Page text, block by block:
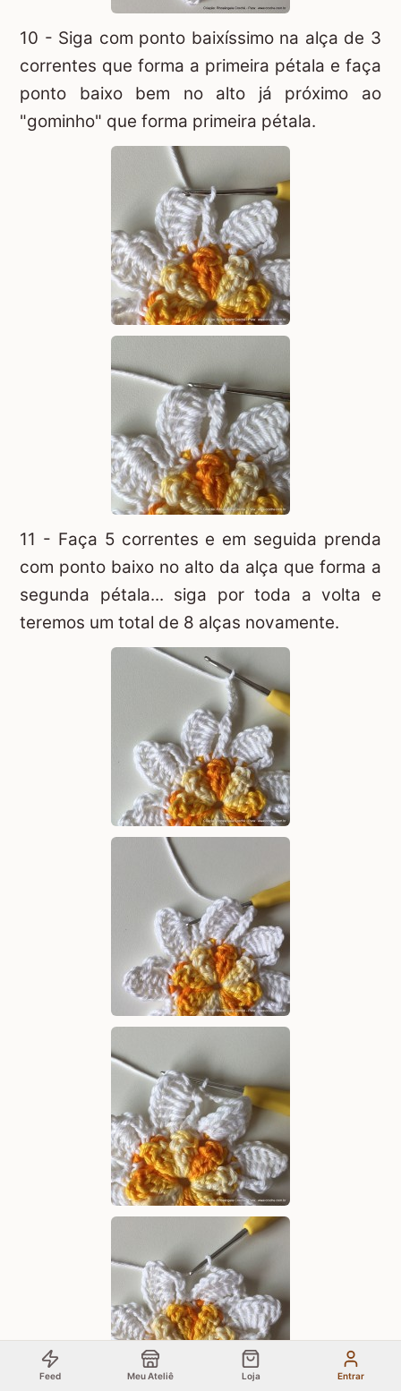
10 - Siga com ponto baixíssimo na alça de 3
correntes que forma a primeira pétala e faça
ponto baixo bem no alto já próximo ao
"gominho" que forma primeira pétala.
11 - Faça 5 correntes e em seguida prenda
com ponto baixo no alto da alça que forma a
segunda pétala... siga por toda a volta e
teremos um total de 8 alças novamente.
Feed Meu Ateliê Loja Entrar